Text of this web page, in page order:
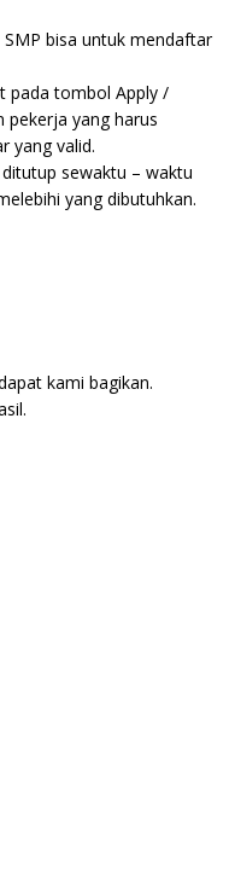
bisa untuk mendaftar
pada tombol Apply /
pekerja yang harus
yang valid.
sewaktu – waktu
yang dibutuhkan.
kami bagikan.